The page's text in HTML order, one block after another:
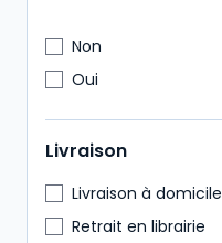
Non
Oui
Livraison
Livraison à domicile
Retrait en librairie